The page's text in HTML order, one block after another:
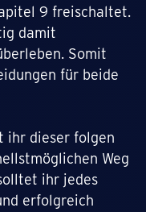
9 freischaltet.
damit
Somit
für beide
ihr dieser folgen
Weg
ihr jedes
erfolgreich